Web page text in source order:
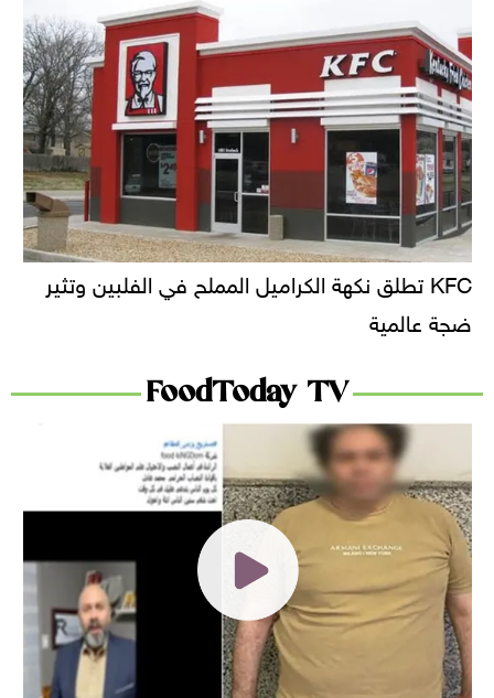
KFC تطلق نكهة الكراميل المملح في الفلبين وتثير
ضجة عالمية
FoodToday TV